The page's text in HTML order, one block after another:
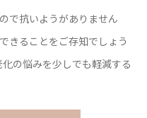
治癒力を活性
で抗いようがありません
きることをご存知でしょう
の悩みを少しでも軽減する